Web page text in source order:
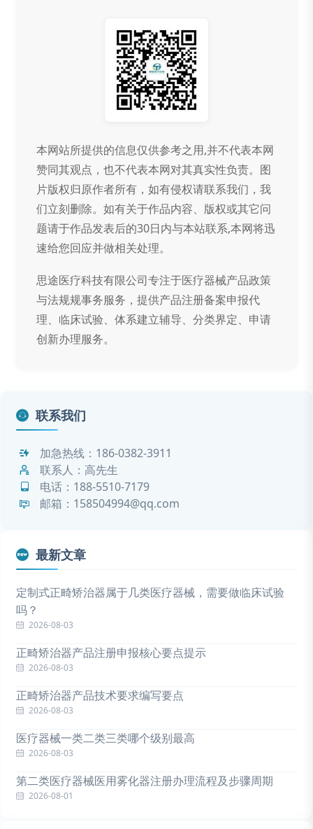
本网站所提供的信息仅供参考之用,并不代表本网
赞同其观点，也不代表本网对其真实性负责。图
片版权归原作者所有，如有侵权请联系我们，我
们立刻删除。如有关于作品内容、版权或其它问
题请于作品发表后的30日内与本站联系,本网将迅
速给您回应并做相关处理。
思途医疗科技有限公司专注于医疗器械产品政策
与法规规事务服务，提供产品注册备案申报代
理、临床试验、体系建立辅导、分类界定、申请
创新办理服务。
联系我们
加急热线： 186-0382-3911
联系人：高先生
电话： 188-5510-7179
邮箱：158504994@qq.com
最新文章
定制式正畸矫治器属于几类医疗器械，需要做临床试验
吗？
2026-08-03
正畸矫治器产品注册申报核心要点提示
2026-08-03
正畸矫治器产品技术要求编写要点
2026-08-03
医疗器械一类二类三类哪个级别最高
2026-08-03
第二类医疗器械医用雾化器注册办理流程及步骤周期
2026-08-01